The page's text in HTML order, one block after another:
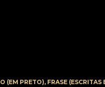
(EM PRETO), FRASE (ESCRITAS